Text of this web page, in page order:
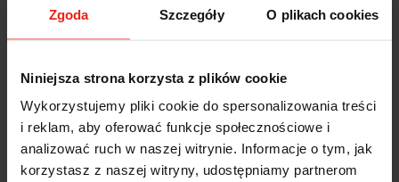
Zgoda Szczegóły O plikach cookies
Niniejsza strona korzysta z plików cookie
Wykorzystujemy pliki cookie do spersonalizowania treści
i reklam, aby oferować funkcje społecznościowe i
analizować ruch w naszej witrynie. Informacje o tym, jak
korzystasz z naszej witryny, udostępniamy partnerom
Renata zweryfikowano
5
Ocena klienta: Doskonale
dzisiaj